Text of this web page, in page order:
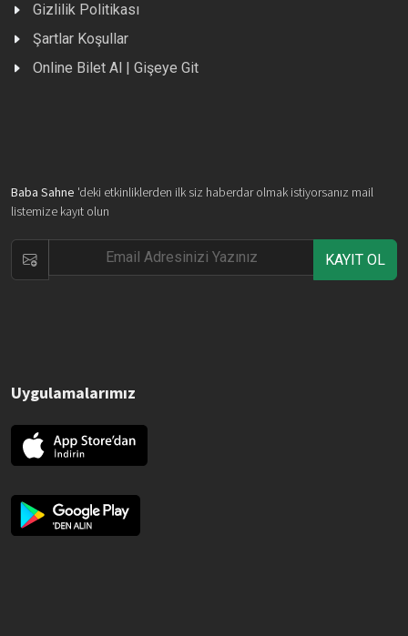
Gizlilik Politikası
Şartlar Koşullar
Online Bilet Al | Gişeye Git
Baba Sahne 'deki etkinliklerden ilk siz haberdar olmak istiyorsanız mail
listemize kayıt olun
KAYIT OL
Uygulamalarımız